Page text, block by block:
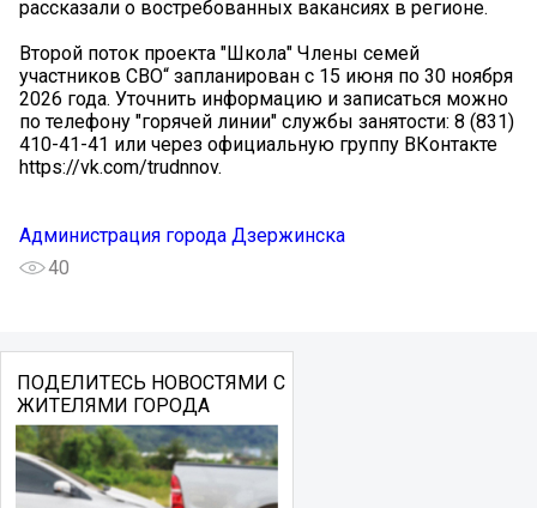
рассказали о востребованных вакансиях в регионе.
Второй поток проекта "Школа" Члены семей
участников СВО“ запланирован с 15 июня по 30 ноября
2026 года. Уточнить информацию и записаться можно
по телефону "горячей линии" службы занятости: 8 (831)
410-41-41 или через официальную группу ВКонтакте
https://vk.com/trudnnov.
Администрация города Дзержинска
40
ПОДЕЛИТЕСЬ НОВОСТЯМИ С
ЖИТЕЛЯМИ ГОРОДА